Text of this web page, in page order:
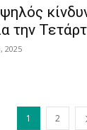
την
2025
1 2